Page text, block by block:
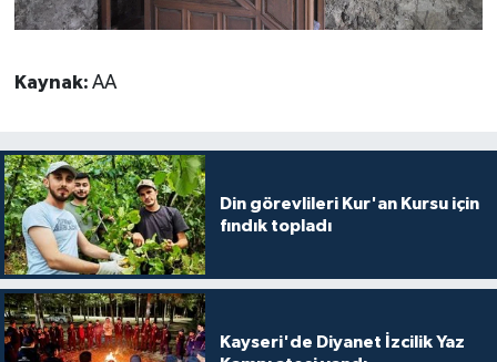
Kaynak: AA
Din görevlileri Kur'an Kursu için
fındık topladı
Kayseri'de Diyanet İzcilik Yaz
Kastamonu Müftülüğü
Kırıkkale Müftülüğü
Kırklareli Müftülüğü
Kırşehir Müftülüğü
Kocaeli Müftülüğü